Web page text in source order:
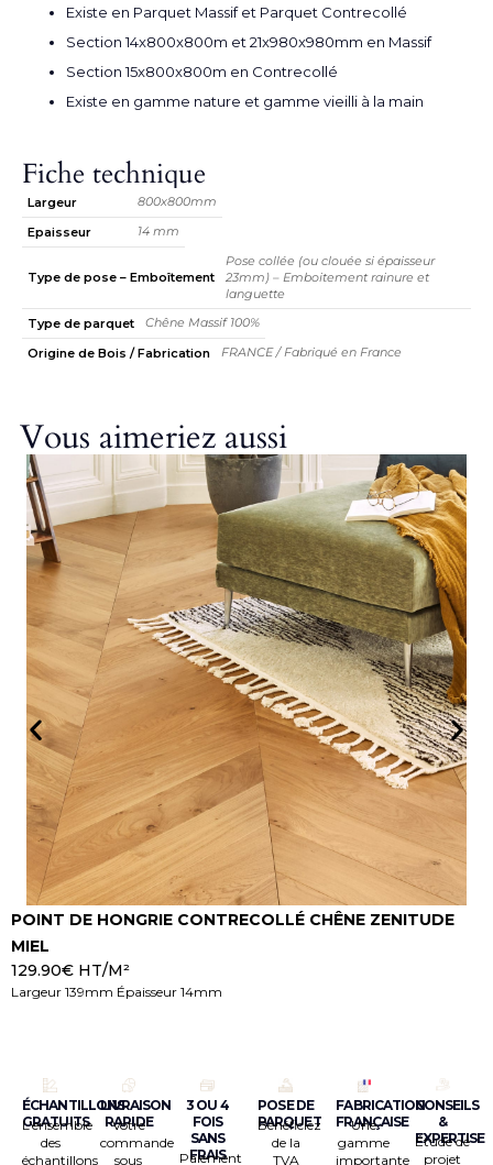
Existe en Parquet Massif et Parquet Contrecollé
Section 14x800x800m et 21x980x980mm en Massif
Section 15x800x800m en Contrecollé
Existe en gamme nature et gamme vieilli à la main
Fiche technique
Largeur
800x800mm
Epaisseur
14 mm
Type de pose – Emboîtement
Pose collée (ou clouée si épaisseur
23mm) – Emboitement rainure et
languette
Type de parquet
Chêne Massif 100%
Origine de Bois / Fabrication
FRANCE / Fabriqué en France
Vous aimeriez aussi
POINT DE HONGRIE CONTRECOLLÉ CHÊNE ZENITUDE
MIEL
129.90€ HT/M²
Largeur 139mm Épaisseur 14mm
ÉCHANTILLONS
GRATUITS
L’ensemble
des
échantillons
LIVRAISON
RAPIDE
Votre
commande
sous
3 OU 4
FOIS
SANS
FRAIS
Paiement
POSE DE
PARQUET
Bénéficiez
de la
TVA
FABRICATION
FRANÇAISE
Une
gamme
importante
CONSEILS
&
EXPERTISE
Étude de
projet